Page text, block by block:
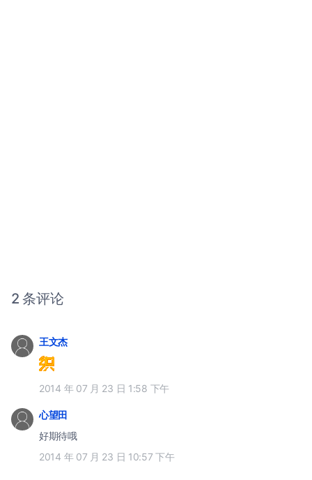
2 条评论
王文杰
2014 年 07 月 23 日 1:58 下午
心望田
好期待哦
2014 年 07 月 23 日 10:57 下午